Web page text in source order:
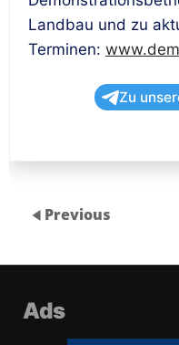
Landbau und zu
Terminen:
Zu
Previous
Ads